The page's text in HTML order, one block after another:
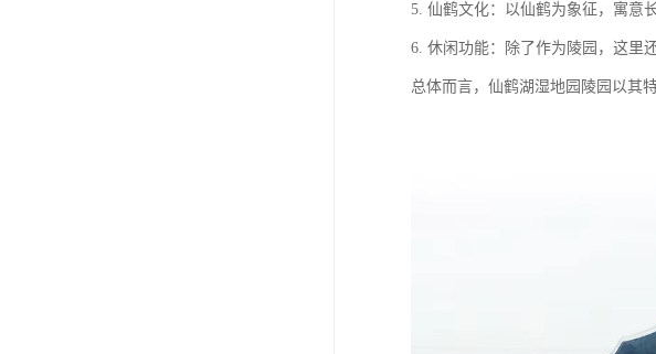
5. 仙鹤文化：以仙鹤为象征，寓意
6. 休闲功能：除了作为陵园，这里
总体而言，仙鹤湖湿地园陵园以其